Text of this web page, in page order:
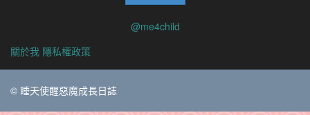
@me4child
關於我 隱私權政策
© 睡天使醒惡魔成長日誌